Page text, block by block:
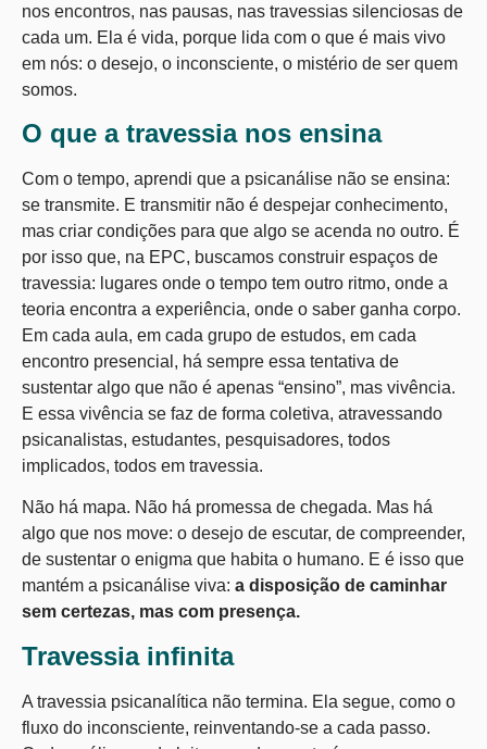
nos encontros, nas pausas, nas travessias silenciosas de
cada um. Ela é vida, porque lida com o que é mais vivo
em nós: o desejo, o inconsciente, o mistério de ser quem
somos.
O que a travessia nos ensina
Com o tempo, aprendi que a psicanálise não se ensina:
se transmite. E transmitir não é despejar conhecimento,
mas criar condições para que algo se acenda no outro. É
por isso que, na EPC, buscamos construir espaços de
travessia: lugares onde o tempo tem outro ritmo, onde a
teoria encontra a experiência, onde o saber ganha corpo.
Em cada aula, em cada grupo de estudos, em cada
encontro presencial, há sempre essa tentativa de
sustentar algo que não é apenas “ensino”, mas vivência.
E essa vivência se faz de forma coletiva, atravessando
psicanalistas, estudantes, pesquisadores, todos
implicados, todos em travessia.
Não há mapa. Não há promessa de chegada. Mas há
algo que nos move: o desejo de escutar, de compreender,
de sustentar o enigma que habita o humano. E é isso que
mantém a psicanálise viva: a disposição de caminhar
sem certezas, mas com presença.
Travessia infinita
A travessia psicanalítica não termina. Ela segue, como o
fluxo do inconsciente, reinventando-se a cada passo.